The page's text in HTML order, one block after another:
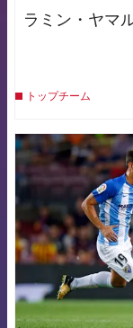
ラミン・ヤマ
トップチーム